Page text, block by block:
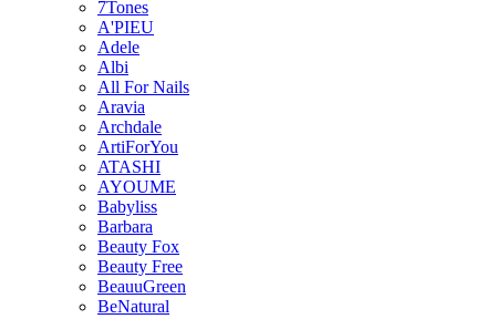
7Tones
A'PIEU
Adele
Albi
All For Nails
Aravia
Archdale
ArtiForYou
ATASHI
AYOUME
Babyliss
Barbara
Beauty Fox
Beauty Free
BeauuGreen
BeNatural